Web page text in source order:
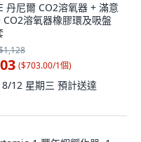
丹尼爾 CO2溶氧器 + 滿意
CO2溶氧器橡膠環及吸盤
($703.00/1個)
8/12 星期三 預計送達